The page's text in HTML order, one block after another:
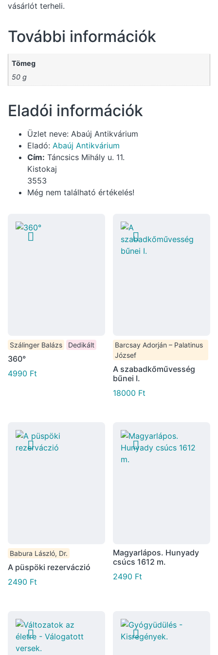
vásárlót terheli.
További információk
Tömeg
50 g
Eladói információk
Üzlet neve: Abaúj Antikvárium
Eladó: Abaúj Antikvárium
Cím: Táncsics Mihály u. 11.
Kistokaj
3553
Még nem található értékelés!
Szálinger Balázs Dedikált
360°
4990 Ft
Barcsay Adorján – Palatinus
József
A szabadkőművesség
bűnei I.
18000 Ft
Babura László, Dr.
A püspöki rezerváczió
2490 Ft
Magyarlápos. Hunyady
csúcs 1612 m.
2490 Ft